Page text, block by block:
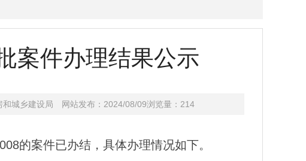
案件办理结果公示
和城乡建设局 网站发布：2024/08/09浏览量： 214
的案件已办结，具体办理情况如下。